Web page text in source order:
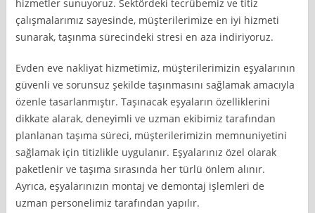
hizmetler sunuyoruz. Sektördeki tecrübemiz ve titiz
çalışmalarımız sayesinde, müşterilerimize en iyi hizmeti
sunarak, taşınma sürecindeki stresi en aza indiriyoruz.
Evden eve nakliyat hizmetimiz, müşterilerimizin eşyalarının
güvenli ve sorunsuz şekilde taşınmasını sağlamak amacıyla
özenle tasarlanmıştır. Taşınacak eşyaların özelliklerini
dikkate alarak, deneyimli ve uzman ekibimiz tarafından
planlanan taşıma süreci, müşterilerimizin memnuniyetini
sağlamak için titizlikle uygulanır. Eşyalarınız özel olarak
paketlenir ve taşıma sırasında her türlü önlem alınır.
Ayrıca, eşyalarınızın montaj ve demontaj işlemleri de
uzman personelimiz tarafından yapılır.